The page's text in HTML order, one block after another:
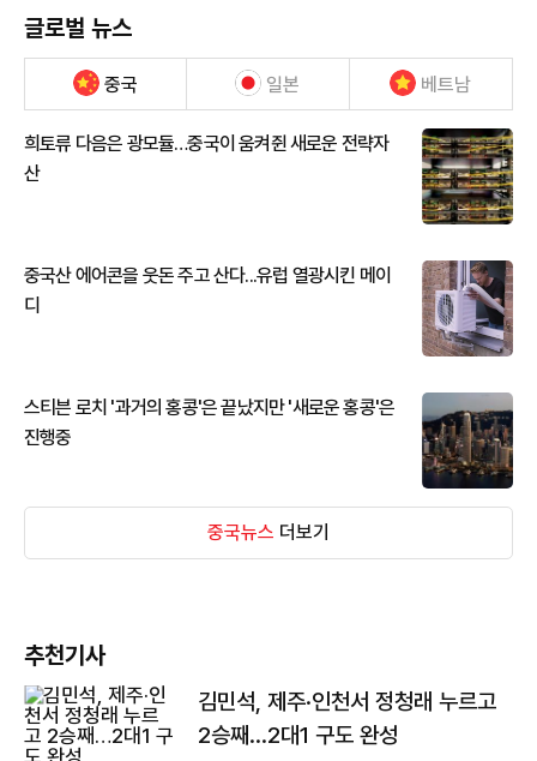
글로벌 뉴스
중국 일본 베트남
희토류 다음은 광모듈…중국이 움켜쥔 새로운 전략자
산
중국산 에어콘을 웃돈 주고 산다...유럽 열광시킨 메이
디
스티븐 로치 '과거의 홍콩'은 끝났지만 '새로운 홍콩'은
진행중
중국뉴스 더보기
추천기사
김민석, 제주·인천서 정청래 누르고
2승째…2대1 구도 완성